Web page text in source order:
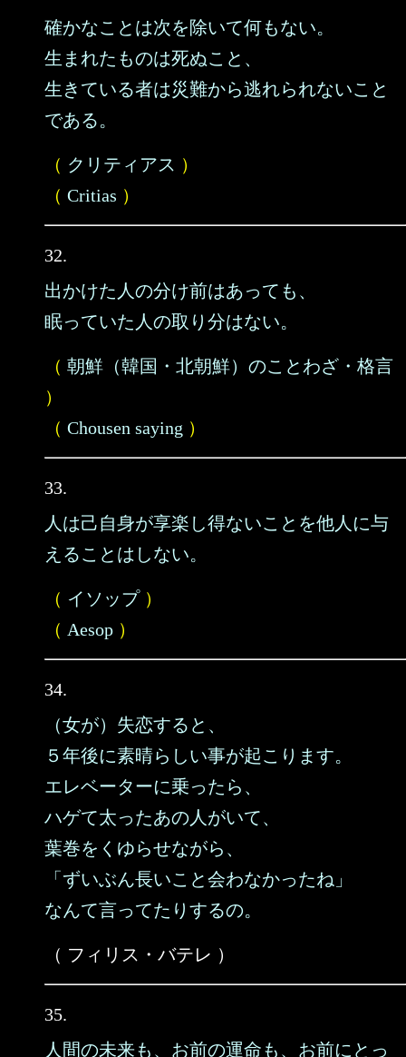
確かなことは次を除いて何もない。
生まれたものは死ぬこと、
生きている者は災難から逃れられないこと
である。
（ クリティアス ）
（ Critias ）
32.
出かけた人の分け前はあっても、
眠っていた人の取り分はない。
（ 朝鮮（韓国・北朝鮮）のことわざ・格言
）
（ Chousen saying ）
33.
人は己自身が享楽し得ないことを他人に与
えることはしない。
（ イソップ）
（ Aesop ）
34.
（女が）失恋すると、
５年後に素晴らしい事が起こります。
エレベーターに乗ったら、
ハゲて太ったあの人がいて、
葉巻をくゆらせながら、
「ずいぶん長いこと会わなかったね」
なんて言ってたりするの。
（ フィリス・バテレ ）
35.
人間の未来も、お前の運命も、お前にとっ